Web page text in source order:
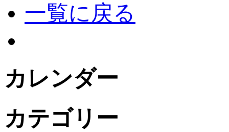
一覧に戻る
カレンダー
カテゴリー